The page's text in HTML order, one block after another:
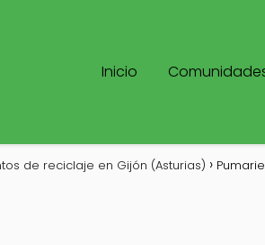
Inicio
de reciclaje en Gijón (Asturias)